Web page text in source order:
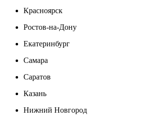
Красноярск
Ростов-на-Дону
Екатеринбург
Самара
Саратов
Казань
Нижний Новгород